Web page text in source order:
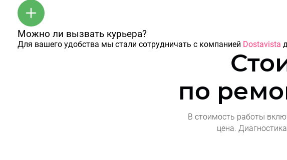
Можно ли вызвать курьера?
Для вашего удобства мы стали сотрудничать с компанией Dostavista
по
В стоимость работы
цена.